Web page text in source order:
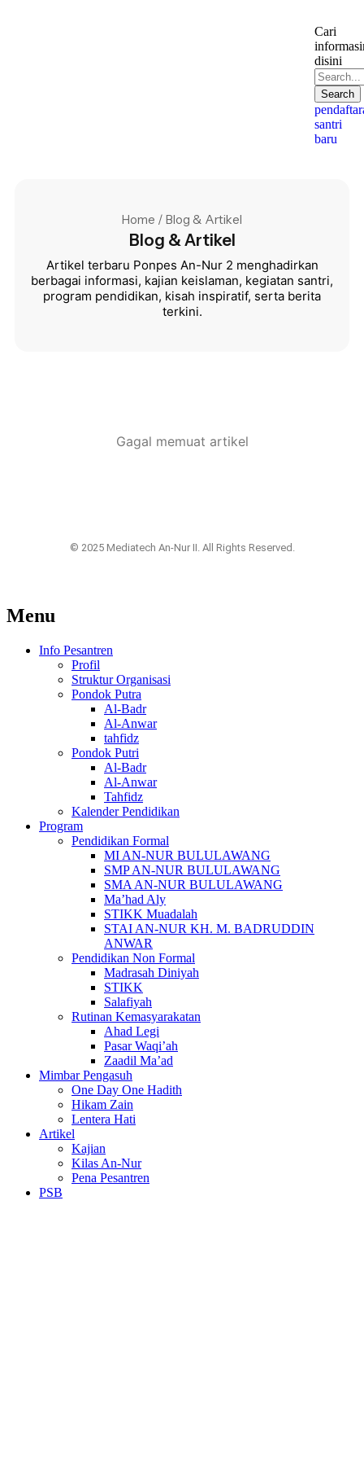
Cari
disini
Search
santri
baru
Home / Blog & Artikel
Blog & Artikel
Artikel terbaru Ponpes An-Nur 2 menghadirkan
berbagai informasi, kajian keislaman, kegiatan santri,
program pendidikan, kisah inspiratif, serta berita
terkini.
Gagal memuat artikel
© 2025 Mediatech An-Nur II. All Rights Reserved.
Menu
Info Pesantren
Profil
Struktur Organisasi
Pondok Putra
Al-Badr
Al-Anwar
tahfidz
Pondok Putri
Al-Badr
Al-Anwar
Tahfidz
Kalender Pendidikan
Program
Pendidikan Formal
MI AN-NUR BULULAWANG
SMP AN-NUR BULULAWANG
SMA AN-NUR BULULAWANG
Ma’had Aly
STIKK Muadalah
STAI AN-NUR KH. M. BADRUDDIN
ANWAR
Pendidikan Non Formal
Madrasah Diniyah
STIKK
Salafiyah
Rutinan Kemasyarakatan
Ahad Legi
Pasar Waqi’ah
Zaadil Ma’ad
Mimbar Pengasuh
One Day One Hadith
Hikam Zain
Lentera Hati
Artikel
Kajian
Kilas An-Nur
Pena Pesantren
PSB